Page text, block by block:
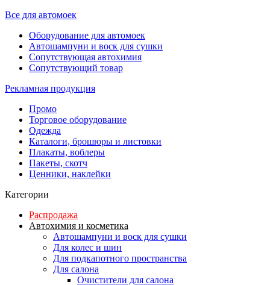
Все для автомоек
Оборудование для автомоек
Автошампуни и воск для сушки
Сопутствующая автохимия
Сопутствующий товар
Рекламная продукция
Промо
Торговое оборудование
Одежда
Каталоги, брошюры и листовки
Плакаты, воблеры
Пакеты, скотч
Ценники, наклейки
Категории
Распродажа
Автохимия и косметика
Автошампуни и воск для сушки
Для колес и шин
Для подкапотного пространства
Для салона
Очистители для салона